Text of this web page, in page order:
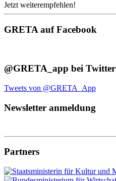
Jetzt weiterempfehlen!
GRETA auf Facebook
@GRETA_app bei Twitter
Tweets von @GRETA_App
Newsletter anmeldung
Partners